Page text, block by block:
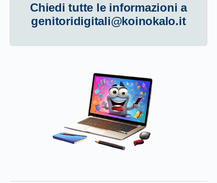
Chiedi tutte le informazioni a
genitoridigitali@koinokalo.it